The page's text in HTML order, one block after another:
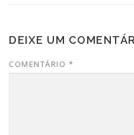
DEIXE UM
COMENTÁRIO *